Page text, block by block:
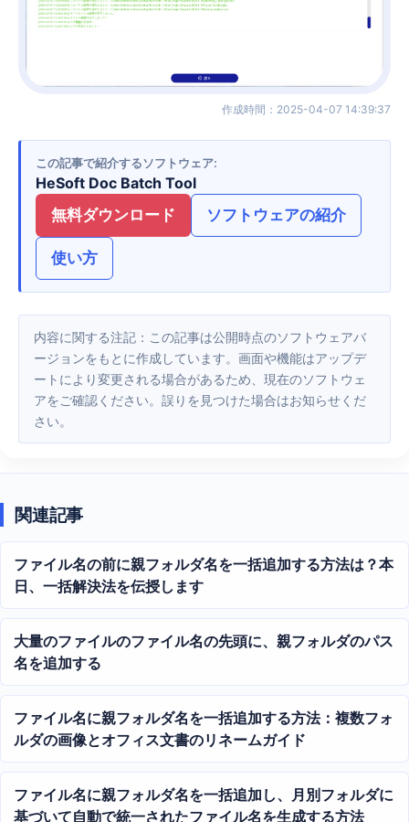
作成時間 ： 2025-04-07 14:39:37
この記事で紹介するソフトウェア
HeSoft Doc Batch Tool
無料ダウンロード
ソフトウェアの紹介
使い方
内容に関する注記：この記事は公開時点のソフトウェアバ
ージョンをもとに作成しています。画面や機能はアップデ
ートにより変更される場合があるため、現在のソフトウェ
アをご確認ください。誤りを見つけた場合はお知らせくだ
さい。
関連記事
ファイル名の前に親フォルダ名を一括追加する方法は？本
日、一括解決法を伝授します
大量のファイルのファイル名の先頭に、親フォルダのパス
名を追加する
ファイル名に親フォルダ名を一括追加する方法：複数フォ
ルダの画像とオフィス文書のリネームガイド
ファイル名に親フォルダ名を一括追加し、月別フォルダに
基づいて自動で統一されたファイル名を生成する方法